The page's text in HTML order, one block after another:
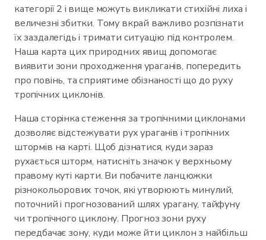
категорії 2 і вище можуть викликати стихійні лиха і
величезні збитки. Тому вкрай важливо розпізнати
їх заздалегідь і тримати ситуацію під контролем.
Наша карта цих природних явищ допомогає
виявити зони проходження ураганів, попередить
про повінь, та сприятиме обізнаності що до руху
тропічних циклонів.
Наша сторінка стеження за тропічними циклонами
дозволяє відстежувати рух ураганів і тропічних
штормів на карті. Щоб дізнатися, куди зараз
рухається шторм, натисніть значок у верхньому
правому куті карти. Ви побачите ланцюжки
різнокольорових точок, які утворюють минулий,
поточний і прогнозований шлях урагану, тайфуну
чи тропічного циклону. Прогноз зони руху
передбачає зону, куди може йти циклон з найбільш